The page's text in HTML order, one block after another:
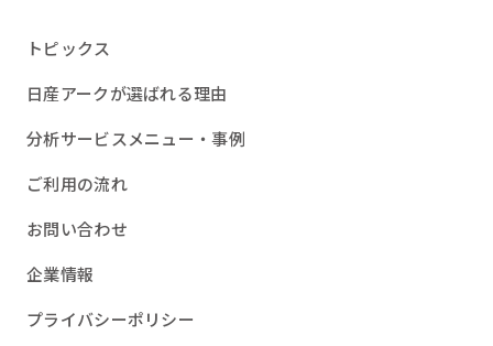
トピックス
日産アークが選ばれる理由
分析サービスメニュー・事例
ご利用の流れ
お問い合わせ
企業情報
プライバシーポリシー